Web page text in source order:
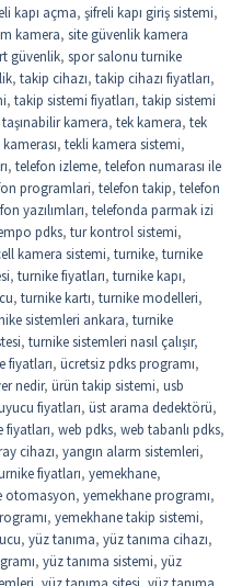
kapı açma, şifreli kapı giriş sistemi,
kamera, site güvenlik kamera
güvenlik, spor salonu turnike
, takip cihazı, takip cihazı fiyatları,
, takip sistemi fiyatları, takip sistemi
taşınabilir kamera, tek kamera, tek
, tekli kamera sistemi,
, telefon izleme, telefon numarası ile
programlari, telefon takip, telefon
yazılımları, telefonda parmak izi
pdks, tur kontrol sistemi,
kamera sistemi, turnike, turnike
, turnike fiyatları, turnike kapı,
, turnike kartı, turnike modelleri,
sistemleri ankara, turnike
, turnike sistemleri nasıl çalışır,
fiyatları, ücretsiz pdks programı,
nedir, ürün takip sistemi, usb
fiyatları, üst arama dedektörü,
fiyatları, web pdks, web tabanlı pdks,
cihazı, yangın alarm sistemleri,
fiyatları, yemekhane,
otomasyon, yemekhane programı,
, yemekhane takip sistemi,
, yüz tanıma, yüz tanıma cihazı,
, yüz tanıma sistemi, yüz